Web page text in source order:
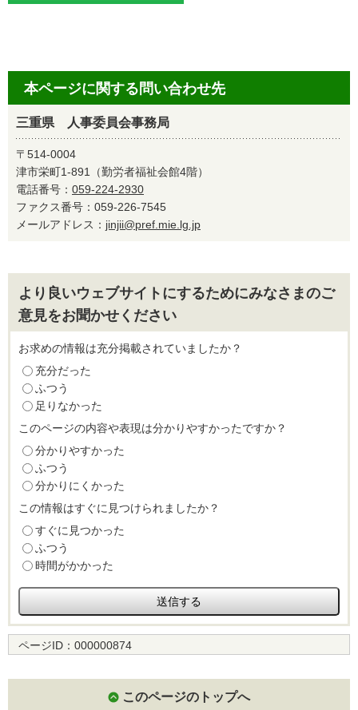
本ページに関する問い合わせ先
三重県 人事委員会事務局
〒514-0004
津市栄町1-891（勤労者福祉会館4階）
電話番号： 059-224-2930
ファクス番号：059-226-7545
メールアドレス： jinjii@pref.mie.lg.jp
より良いウェブサイトにするためにみなさまのご
意見をお聞かせください
お求めの情報は充分掲載されていましたか？
充分だった
ふつう
足りなかった
このページの内容や表現は分かりやすかったですか？
分かりやすかった
ふつう
分かりにくかった
この情報はすぐに見つけられましたか？
すぐに見つかった
ふつう
時間がかかった
ページID： 000000874
このページのトップへ